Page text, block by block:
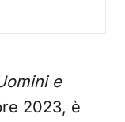
e
2023, è